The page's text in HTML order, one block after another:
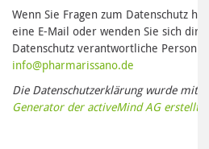
Wenn Sie Fragen zum Datenschutz
eine E-Mail oder wenden Sie sich
Datenschutz verantwortliche Person
info@pharmarissano.de
Die Datenschutzerklärung wurde mit
Generator der activeMind AG erstellt